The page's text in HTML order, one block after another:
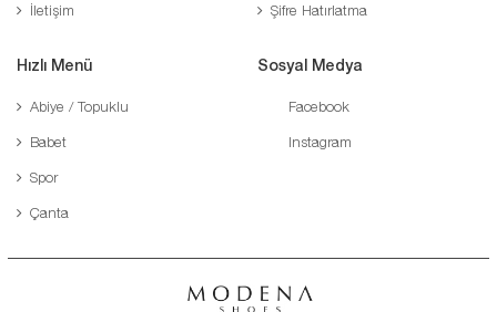
İletişim
Şifre Hatırlatma
Hızlı Menü
Abiye / Topuklu
Babet
Spor
Çanta
Sosyal Medya
Facebook
Instagram